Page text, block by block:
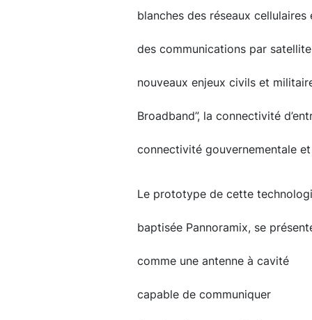
blanches des réseaux
des communications par
nouveaux enjeux civils et
Broadband”, la connectivité
connectivité gouvernementale
Le prototype de cette
baptisée Pannoramix, se
comme une antenne à cavité
capable de communiquer